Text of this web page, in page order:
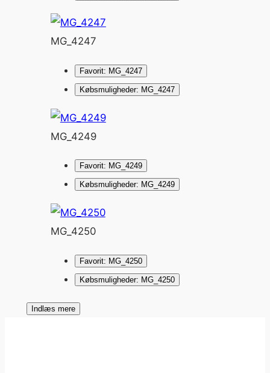
MG_4247
Favorit: MG_4247
Købsmuligheder: MG_4247
MG_4249
Favorit: MG_4249
Købsmuligheder: MG_4249
MG_4250
Favorit: MG_4250
Købsmuligheder: MG_4250
Indlæs mere